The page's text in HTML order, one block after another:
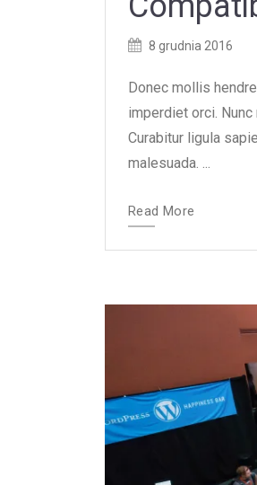
Posted8 grudnia 2016
Donec mollis
imperdiet orci.
Curabitur ligula
malesuada. ...
Read More